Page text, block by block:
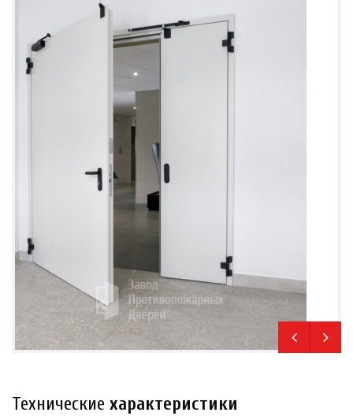
Технические характеристики